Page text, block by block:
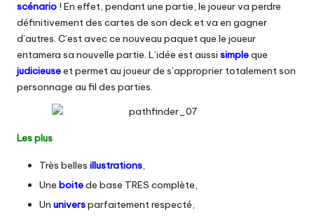
scénario ! En effet, pendant une partie, le joueur va perdre
définitivement des cartes de son deck et va en gagner
d’autres. C’est avec ce nouveau paquet que le joueur
entamera sa nouvelle partie. L’idée est aussi simpleque
judicieuseet permet au joueur de s’approprier totalement son
personnage au fil des parties.
Les plus
Très belles illustrations,
Une boitede base TRES complète,
Un universparfaitement respecté,